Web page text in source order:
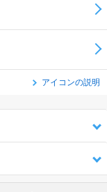
アイコンの説明